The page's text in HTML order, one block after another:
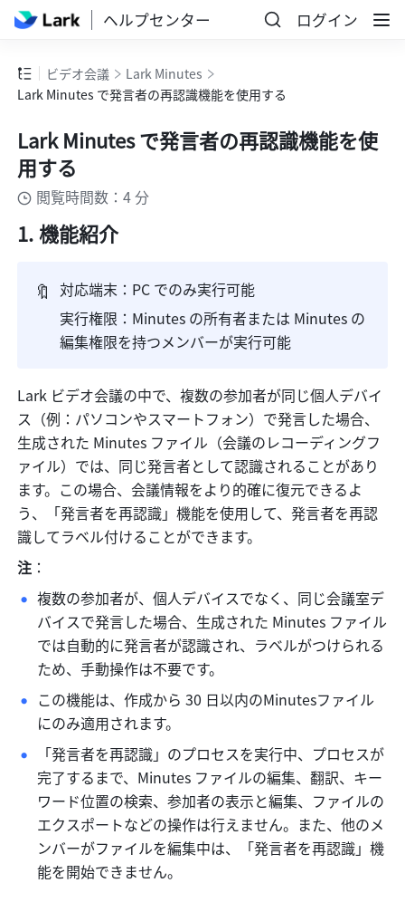
ヘルプセンター ログイン
ビデオ会議
Lark Minutes
Lark Minutes で発言者の再認識機能を使用する
Lark Minutes で発言者の再認識機能を使
用する
閲覧時間数：4 分
機能紹介
🔖
対応端末：PC でのみ実行可能
実行権限：Minutes の所有者または Minutes の
編集権限を持つメンバーが実行可能
Lark ビデオ会議の中で、複数の参加者が同じ個人デバイ
ス（例：パソコンやスマートフォン）で発言した場合、
生成された Minutes ファイル（会議のレコーディングフ
ァイル）では、同じ発言者として認識されることがあり
ます。この場合、会議情報をより的確に復元できるよ
う、「発言者を再認識」機能を使用して、発言者を再認
識してラベル付けることができます。
注 ：
複数の参加者が、個人デバイスでなく、同じ会議室デ
バイスで発言した場合、生成された Minutes ファイル
では自動的に発言者が認識され、ラベルがつけられる
ため、手動操作は不要です。
この機能は、作成から 30 日以内のMinutesファイル
にのみ適用されます。
「発言者を再認識」のプロセスを実行中、プロセスが
完了するまで、Minutes ファイルの編集、翻訳、キー
ワード位置の検索、参加者の表示と編集、ファイルの
エクスポートなどの操作は行えません。また、他のメ
ンバーがファイルを編集中は、「発言者を再認識」機
能を開始できません。